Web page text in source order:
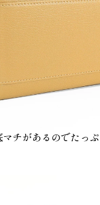
チがあるのでたっぷ